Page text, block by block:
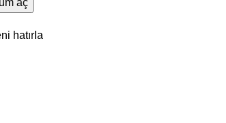
aç
hatırla